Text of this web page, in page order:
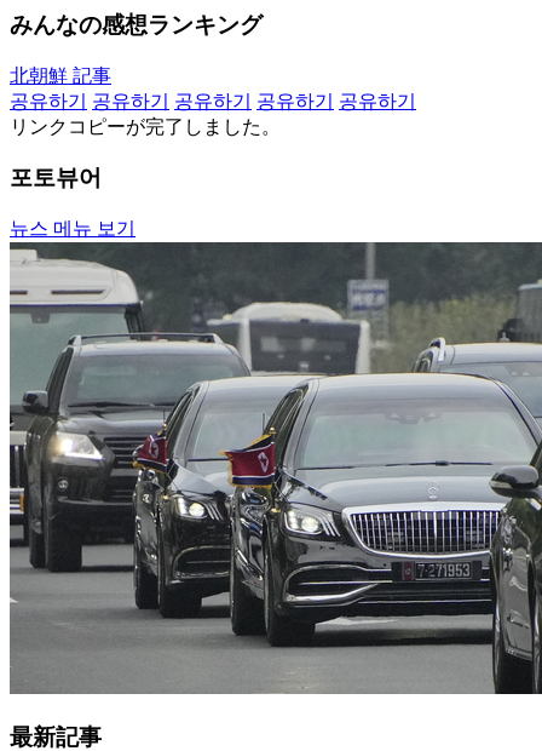
みんなの感想ランキング
北朝鮮 記事
공유하기
공유하기 공유하기 공유하기
공유하기
リンクコピーが完了しました。
포토뷰어
뉴스 메뉴 보기
最新記事